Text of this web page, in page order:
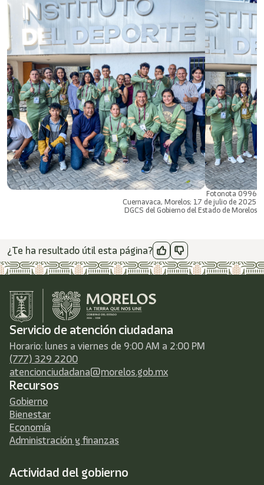
Fotonota 0996
Cuernavaca, Morelos; 17 de julio de 2025
DGCS del Gobierno del Estado de Morelos
¿Te ha resultado útil esta página?
Servicio de atención ciudadana
Horario: lunes a viernes de 9:00 AM a 2:00 PM
(777) 329 2200
atencionciudadana@morelos.gob.mx
Recursos
Gobierno
Bienestar
Economía
Administración y finanzas
Actividad del gobierno